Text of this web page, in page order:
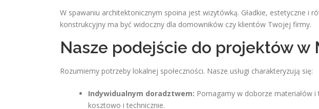
W spawaniu architektonicznym spoina jest wizytówką. Gładkie, estetyczne i
konstrukcyjny ma być widoczny dla domowników czy klientów Twojej firmy.
Nasze podejście do projektów w
Rozumiemy potrzeby lokalnej społeczności. Nasze usługi charakteryzują się:
Indywidualnym doradztwem: Pomagamy w doborze materiałów
kosztowo i technicznie.